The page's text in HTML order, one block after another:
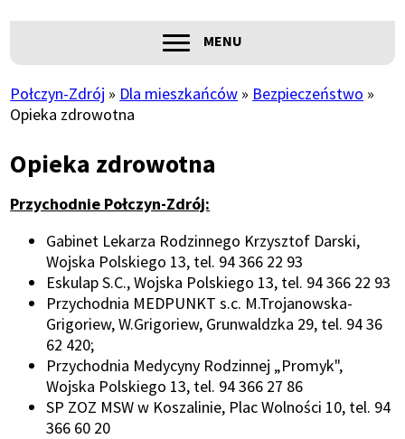
Główna
nawigacja
ROZWIŃ
MENU
Ścieżka
Połczyn-Zdrój Dla mieszkańców
Bezpieczeństwo
Opieka zdrowotna
Opieka zdrowotna
Przychodnie Połczyn-Zdrój:
Gabinet Lekarza Rodzinnego Krzysztof Darski,
Wojska Polskiego 13, tel. 94 366 22 93
Eskulap S.C., Wojska Polskiego 13, tel. 94 366 22 93
Przychodnia MEDPUNKT s.c. M.Trojanowska-
Grigoriew, W.Grigoriew, Grunwaldzka 29, tel. 94 36
62 420;
Przychodnia Medycyny Rodzinnej „Promyk",
Wojska Polskiego 13, tel. 94 366 27 86
SP ZOZ MSW w Koszalinie, Plac Wolności 10, tel. 94
366 60 20